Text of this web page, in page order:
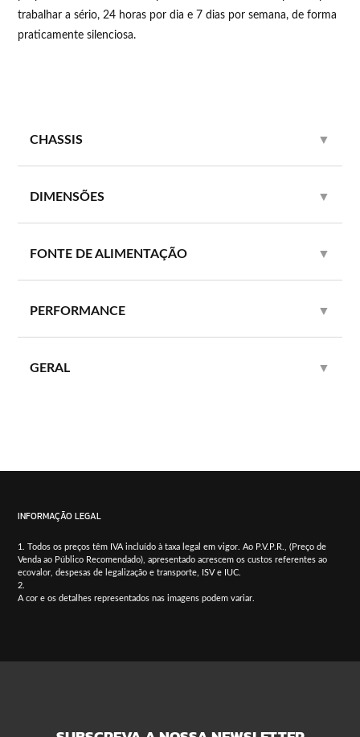
trabalhar a sério, 24 horas por dia e 7 dias por semana, de forma
praticamente silenciosa.
CHASSIS ▼
DIMENSÕES ▼
FONTE DE ALIMENTAÇÃO ▼
PERFORMANCE ▼
GERAL ▼
INFORMAÇÃO LEGAL
Todos os preços têm IVA incluído à taxa legal em vigor. Ao P.V.P.R., (Preço de
Venda ao Público Recomendado), apresentado acrescem os custos referentes ao
ecovalor, despesas de legalização e transporte, ISV e IUC.
A cor e os detalhes representados nas imagens podem variar.